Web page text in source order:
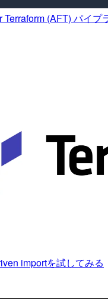
Terraform (AFT) パイ
importを試してみる